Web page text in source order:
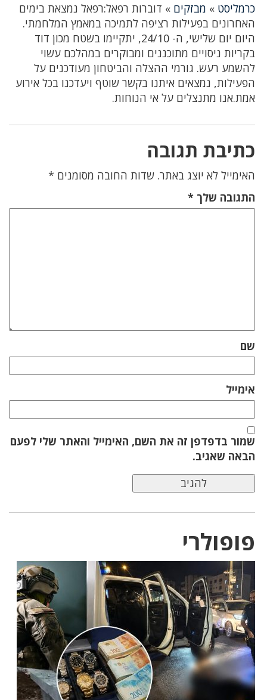
כרמליסט » מבזקים » דוברות רפאל:רפאל נמצאת בימים
האחרונים בפעילות רציפה לתמיכה במאמץ המלחמתי.
היום יום שלישי, ה- 24/10, יתקיימו בשטח מכון דוד
בקריות ניסויים מתוכננים ומבוקרים במהלכם עשוי
להשמע רעש. גורמי ההצלה והביטחון מעודכנים על
הפעילות, נמצאים איתנו בקשר שוטף ויעדכנו בכל אירוע
אמת.אנו מתנצלים על אי הנוחות.
כתיבת תגובה
האימייל לא יוצג באתר. שדות החובה מסומנים *
התגובה שלך *
שם
אימייל
שמור בדפדפן זה את השם, האימייל והאתר שלי לפעם
הבאה שאגיב.
פופולרי